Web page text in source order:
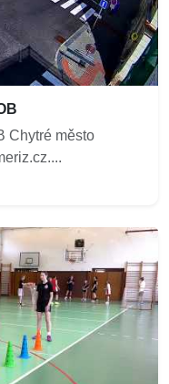
Chytré město